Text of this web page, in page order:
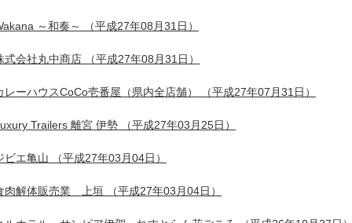
～和奏～ （平成27年08月31日）
式会社丸中商店 （平成27年08月31日）
レーハウスCoCo壱番屋（県内全店舗） （平成27年07月31日）
Trailers 離宮 伊勢 （平成27年03月25日）
ビエ亀山 （平成27年03月04日）
肉解体販売業 上垣 （平成27年03月04日）